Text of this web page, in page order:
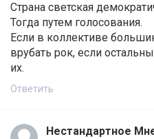
Страна светская
Тогда путем голосования.
Если в коллективе
врубать рок, если
их.
Ответить
Нестандартное